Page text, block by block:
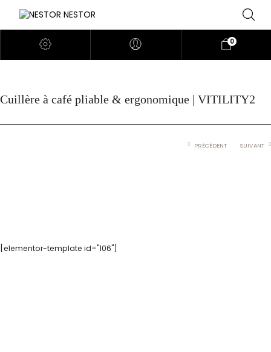
0
Cuillère à café pliable & ergonomique | VITILITY2
PRÉCÉDENT SUIVANT
[elementor-template id="106"]